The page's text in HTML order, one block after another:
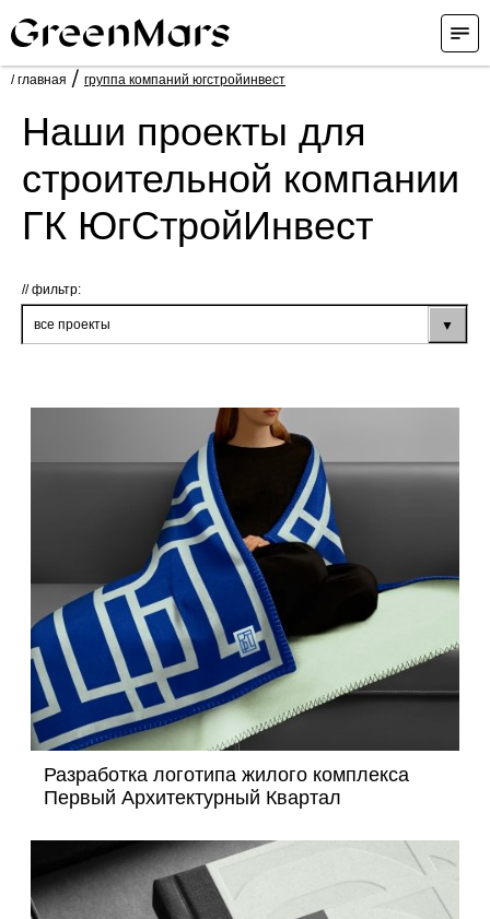
/ главная / группа компаний югстройинвест
Наши проекты для
строительной компании
ГК ЮгСтройИнвест
фильтр:
Разработка логотипа жилого комплекса
Первый Архитектурный Квартал